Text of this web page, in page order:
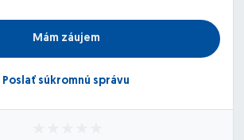
Mám záujem
Poslať súkromnú správu